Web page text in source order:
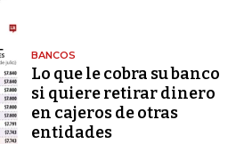
BANCOS
Lo que le cobra su banco
si quiere retirar dinero
en cajeros de otras
entidades